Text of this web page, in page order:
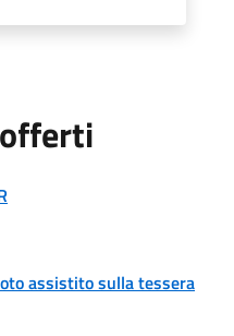
assistito sulla tessera